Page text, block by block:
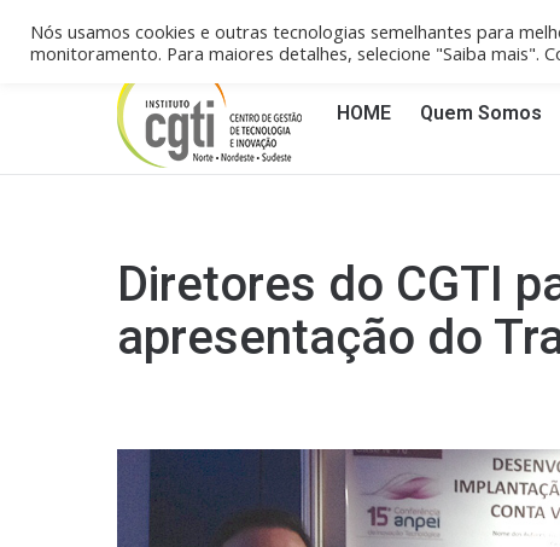
Campinas/SP (19) 3258-4148
HOME Quem Somos
Diretores do CGTI
apresentação do
Nós usamos cookies e outras tecnologias semelhantes para
monitoramento. Para maiores detalhes, selecione "Saiba mais".